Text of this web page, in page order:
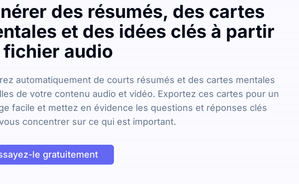
des résumés, des cartes
et des idées clés à partir
fichier audio
automatiquement de courts résumés et des cartes mentales
de votre contenu audio et vidéo. Exportez ces cartes pour un
facile et mettez en évidence les questions et réponses clés
concentrer sur ce qui est important.
le gratuitement